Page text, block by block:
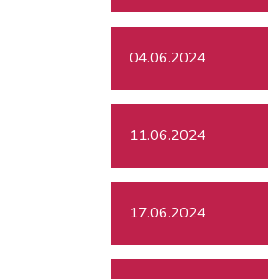
04.06.2024
11.06.2024
17.06.2024